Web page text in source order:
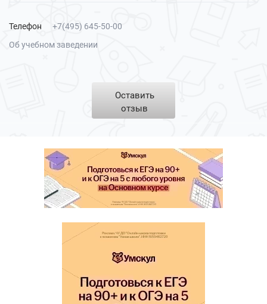
Телефон
+7(495) 645-50-00
Об учебном заведении
Оставить
отзыв